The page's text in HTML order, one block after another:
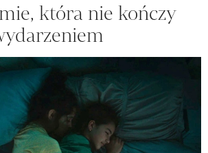
która nie kończy